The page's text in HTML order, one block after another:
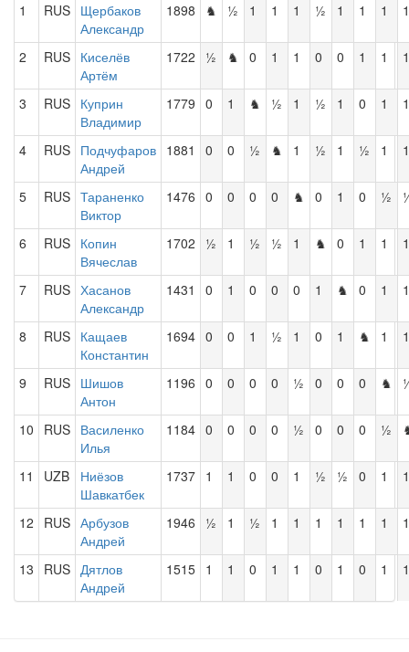
1
RUS Щербаков
Александр
1898 ♞ ½ 1 1 1 ½ 1 1 1 1
2 RUS Киселёв
Артём
1722 ½ ♞ 0 1 1 0 0 1 1 1
3 RUS Куприн
Владимир
1779 0 1 ♞ ½ 1 ½ 1 0 1 1
4 RUS Подчуфаров
Андрей
1881 0 0 ½ ♞ 1 ½ 1 ½ 1 1
5 RUS Тараненко
Виктор
1476 0 0 0 0 ♞ 0 1 0 ½
6 RUS Копин
Вячеслав
1702 ½ 1 ½ ½ 1 ♞ 0 1 1 1
7 RUS Хасанов
Александр
1431 0 1 0 0 0 1 ♞ 0 1 1
8 RUS Кащаев
Константин
1694 0 0 1 ½ 1 0 1 ♞ 1 1
9 RUS Шишов
Антон
1196 0 0 0 0 ½ 0 0 0 ♞
10 RUS Василенко
Илья
1184 0 0 0 0 ½ 0 0 0 ½
11 UZB
Ниёзов
Шавкатбек
1737 1 1 0 0 1 ½ ½ 0 1 1
12 RUS Арбузов
Андрей
1946 ½ 1 ½ 1 1 1 1 1 1 1
13 RUS Дятлов
Андрей
1515 1 1 0 1 1 0 1 0 1 1